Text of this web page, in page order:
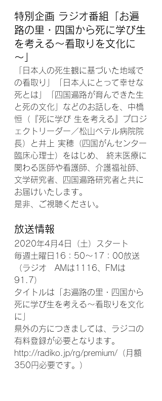
特別企画 ラジオ番組「 お遍
路の里・四国から死に学び生
を考える～看取りを文化に
～
「日本人の死生観に基づいた地域で
の看取り」「日本人にとって幸せな
死とは」「四国遍路が育んできた生
と死の文化」などのお話しを、中橋
恒（『死に学び 生を考える』プロジ
ェクトリーダー／松山ベテル病院院
長）と井上 実穂（四国がんセンター
臨床心理士）をはじめ、 終末医療に
関わる医師や看護師、介護福祉師、
文学研究者、四国遍路研究者と共に
お届けいたします。
是非、ご視聴ください。
放送情報
2020年4月4日（土）スタート
毎週土曜日16：50～17：00放送
（ラジオ　AMは1116、FMは
91.7）
タイトルは「お遍路の里・四国から
死に学び生を考える～看取りを文化
に」
県外の方につきましては、ラジコの
有料登録が必要となります。
http://radiko.jp/rg/premium/（月額
350円必要です。）